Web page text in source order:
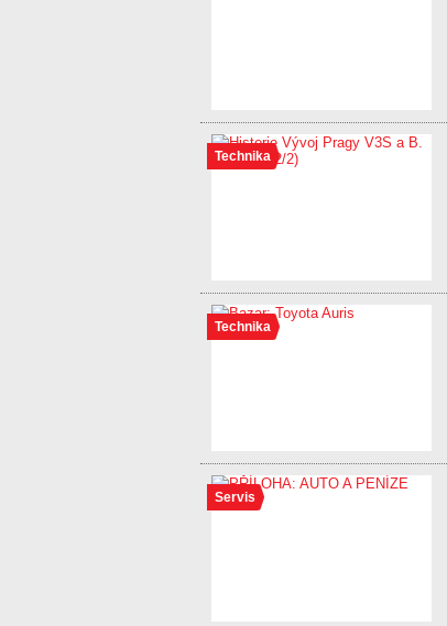
Technika
Technika
Servis